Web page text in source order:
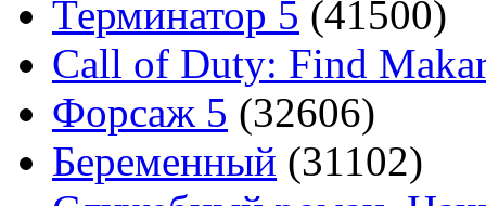
Терминатор 5 (41500)
Call of Duty: Find
Форсаж 5 (32606)
Беременный (31102)